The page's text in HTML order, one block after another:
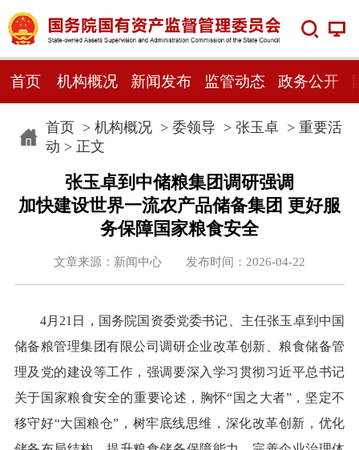
首页 机构概况 新闻发布 监管动态 政务公开
首页> 机构概况> 委领导 > 张玉卓> 重要活
动 > 正文
张玉卓到中储粮集团调研强调
加快建设世界一流农产品储备集团 更好服
务保障国家粮食安全
文章来源：新闻中心 发布时间：2026-04-22
4月21日，国务院国资委党委书记、主任张玉卓到中国
储备粮管理集团有限公司调研企业改革创新、粮食储备管
理及党的建设等工作，强调要深入学习贯彻习近平总书记
关于国家粮食安全的重要论述，胸怀“国之大者”，坚定不
移守好“大国粮仓”，树牢底线思维，深化改革创新，优化